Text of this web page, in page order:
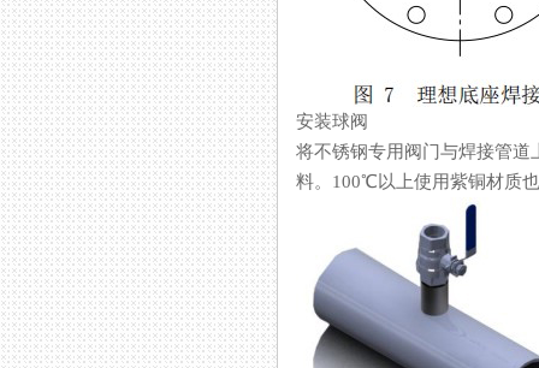
安装球阀
将不锈钢专用阀门与焊接管道
料。100℃以上使用紫铜